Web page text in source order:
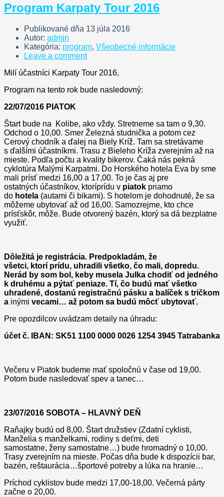
Program Karpaty Tour 2016
Publikované dňa 13 júla 2016
Autor: admin
Kategória: program, Všeobecné informácie
Leave a comment
Milí účastníci Karpaty Tour 2016,
Program na tento rok bude nasledovný:
22/07/2016 PIATOK
Štart bude na Kolibe, ako vždy. Stretneme sa tam o 9,30.
Odchod o 10,00. Smer Železná studnička a potom cez
Cerový chodník a ďalej na Biely Kríž. Tam sa stretávame
s ďalšími účastníkmi. Trasu z Bieleho Kríža zverejním až na
mieste. Podľa počtu a kvality bikerov. Čaká nás pekná
cyklotúra Malými Karpatmi. Do Horského hotela Eva by sme
mali prísť medzi 16,00 a 17,00. To je čas aj pre
ostatných účastníkov, ktoríprídu v piatok priamo
do hotela (autami či bikami). S hotelom je dohodnuté, že sa
môžeme ubytovať až od 16,00. Samozrejme, kto chce
prísťskôr, môže. Bude otvorený bazén, ktorý sa dá bezplatne
využiť.
Dôležitá je registrácia. Predpokladám, že
všetci, ktorí prídu, uhradili všetko, čo mali, dopredu.
Nerád by som bol, keby musela Julka chodiť od jedného
k druhému a pýtať peniaze. Tí, čo budú mať všetko
uhradené, dostanú registračnú pásku a balíček s tričkom
a inými vecami… až potom sa budú môcť ubytovať.
Pre opozdilcov uvádzam detaily na úhradu:
účet č. IBAN: SK51 1100 0000 0026 1254 3945 Tatrabanka
Večeru v Piatok budeme mať spoločnú v čase od 19,00.
Potom bude nasledovať spev a tanec…
23/07/2016 SOBOTA – HLAVNÝ DEŇ
Raňajky budú od 8,00. Štart družstiev (Zdatní cyklisti,
Manželia s manželkami, rodiny s deťmi, deti
samostatne, ženy samostatne…) bude hromadný o 10,00.
Trasy zverejním na mieste. Počas dňa bude k dispozícii bar,
bazén, reštaurácia…športové potreby a lúka na hranie…
Príchod cyklistov bude medzi 17,00-18,00. Večerná párty
začne o 20,00.